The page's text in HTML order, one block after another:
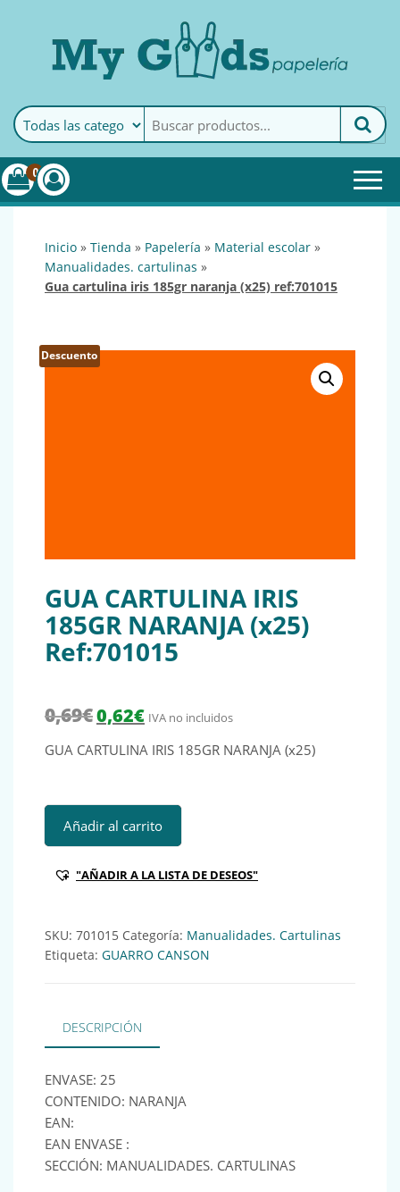
MyGoods · PapeleríaMy Goods es tu papelería
online de confianza. Podrás
encontrar todo lo necesario
0
inicio » tienda » papelería » material escolar »
manualidades. cartulinas »
gua cartulina iris 185gr naranja (x25) ref:701015
Descuento
GUA CARTULINA IRIS
185GR NARANJA (x25)
Ref:701015
0,69€ El precio original era: 0,69€.
0,62€El precio actual es: 0,62€.
IVA no incluidos
GUA CARTULINA IRIS 185GR NARANJA (x25)
GUA CARTULINA IRIS 185GR NARANJA (x25) Ref:701015
Añadir al carrito
"AÑADIR A LA LISTA DE DESEOS"
SKU: 701015 Categoría: Manualidades. Cartulinas
Etiqueta: GUARRO CANSON
DESCRIPCIÓN
ENVASE: 25
CONTENIDO: NARANJA
EAN:
EAN ENVASE :
SECCIÓN: MANUALIDADES. CARTULINAS